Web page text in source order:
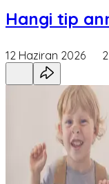
Hangi tip
12 Haziran 2026 2